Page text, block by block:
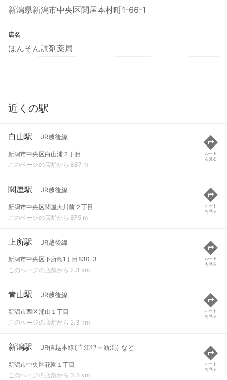
新潟県新潟市中央区関屋本村町1-66-1
店名
ほんそん調剤薬局
近くの駅
白山駅 JR越後線
新潟市中央区白山浦２丁目
このページの店舗から 837 m
ルート
を見る
関屋駅 JR越後線
新潟市中央区関屋大川前２丁目
このページの店舗から 875 m
ルート
を見る
上所駅 JR越後線
新潟市中央区下所島1丁目830-3
このページの店舗から 2.3 km
ルート
を見る
青山駅 JR越後線
新潟市西区浦山１丁目
このページの店舗から 2.3 km
ルート
を見る
新潟駅 JR信越本線(直江津～新潟) など
新潟市中央区花園１丁目
このページの店舗から 3.5 km
ルート
を見る